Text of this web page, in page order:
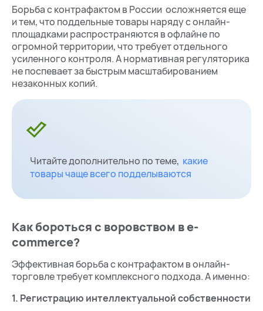
Борьба с контрафактом в России осложняется еще
и тем, что поддельные товары наряду с онлайн-
площадками распространяются в офлайне по
огромной территории, что требует отдельного
усиленного контроля. А нормативная регуляторика
не поспевает за быстрым масштабированием
незаконных копий.
Читайте дополнительно по теме, какие
товары чаще всего подделываются
Как бороться с воровством в e-
commerce?
Эффективная борьба с контрафактом в онлайн-
торговле требует комплексного подхода. А именно:
1. Регистрацию интеллектуальной собственности